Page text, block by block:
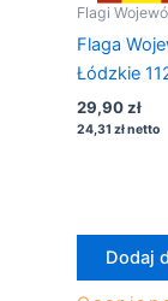
Flagi
Flaga
Łódzkie
drzewiec
29,90zł
24,31 złnetto
Dodaj